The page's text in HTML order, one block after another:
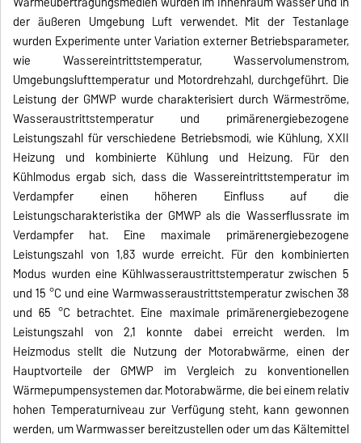
der äußeren Umgebung Luft verwendet. Mit der Testanlage
wurden Experimente unter Variation externer Betriebsparameter,
wie Wassereintrittstemperatur, Wasservolumenstrom,
Umgebungslufttemperatur und Motordrehzahl, durchgeführt. Die
Leistung der GMWP wurde charakterisiert durch Wärmeströme,
Wasseraustrittstemperatur und primärenergiebezogene
Leistungszahl für verschiedene Betriebsmodi, wie Kühlung, XXII
Heizung und kombinierte Kühlung und Heizung. Für den
Kühlmodus ergab sich, dass die Wassereintrittstemperatur im
Verdampfer einen höheren Einfluss auf die
Leistungscharakteristika der GMWP als die Wasserflussrate im
Verdampfer hat. Eine maximale primärenergiebezogene
Leistungszahl von 1,83 wurde erreicht. Für den kombinierten
Modus wurden eine Kühlwasseraustrittstemperatur zwischen 5
und 15 °C und eine Warmwasseraustrittstemperatur zwischen 38
und 65 °C betrachtet. Eine maximale primärenergiebezogene
Leistungszahl von 2,1 konnte dabei erreicht werden. Im
Heizmodus stellt die Nutzung der Motorabwärme, einen der
Hauptvorteile der GMWP im Vergleich zu konventionellen
Wärmepumpensystemen dar. Motorabwärme, die bei einem relativ
hohen Temperaturniveau zur Verfügung steht, kann gewonnen
werden, um Warmwasser bereitzustellen oder um das Kältemittel